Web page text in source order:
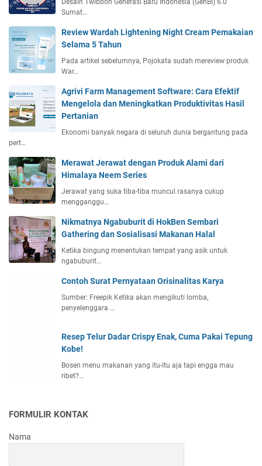
Sumat…
Review Wardah Lightening Night Cream Pemakaian
Selama 5 Tahun
Pada artikel sebelumnya, Pojokata sudah mereview produk
War…
Agrivi Farm Management Software: Cara Efektif
Mengelola dan Meningkatkan Produktivitas Hasil
Pertanian
Ekonomi banyak negara di seluruh dunia bergantung pada
pert…
Merawat Jerawat dengan Produk Alami dari
Himalaya Neem Series
Jerawat yang suka tiba-tiba muncul rasanya cukup
mengganggu…
Nikmatnya Ngabuburit di HokBen Sembari
Gathering dan Sosialisasi Makanan Halal
Ketika bingung menentukan tempat yang asik untuk
ngabuburit…
Contoh Surat Pernyataan Orisinalitas Karya
Sumber: Freepik Ketika akan mengikuti lomba,
penyelenggara …
Resep Telur Dadar Crispy Enak, Cuma Pakai Tepung
Kobe!
Bosen menu makanan yang itu-itu aja tapi engga mau
ribet?…
FORMULIR KONTAK
Nama